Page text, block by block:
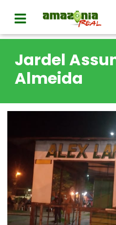
Jardel
Almeida